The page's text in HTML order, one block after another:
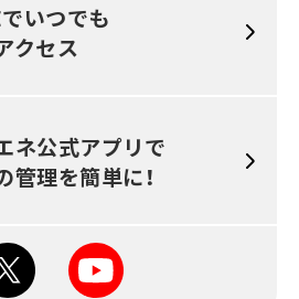
いつでも
クセス
ネ公式アプリで
管理を簡単に！